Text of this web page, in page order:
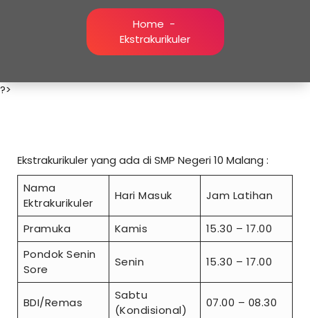
Home -
Ekstrakurikuler
?>
Ekstrakurikuler yang ada di SMP Negeri 10 Malang :
Nama
Ektrakurikuler
Hari Masuk Jam Latihan
Pramuka Kamis
15.30 – 17.00
Pondok Senin
Sore
Senin 15.30 – 17.00
BDI/Remas
Sabtu
(Kondisional)
07.00 – 08.30